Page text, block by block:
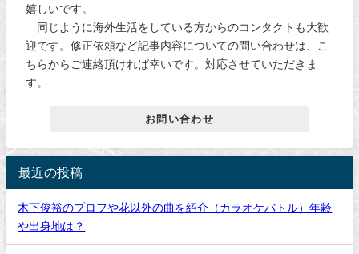
嬉しいです。
同じように海外生活をしている方からのコンタクトも大歓
迎です。修正依頼など記事内容についての問い合わせは、こ
ちらからご連絡頂ければ幸いです。対応させていただきま
す。
お問い合わせ
最近の投稿
木下俊裕のプロフや花以外の曲を紹介（カラオケバトル）年齢
や出身地は？